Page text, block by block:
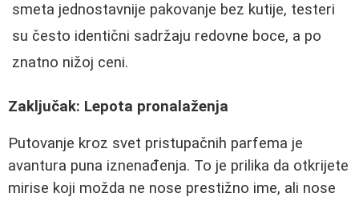
smeta jednostavnije pakovanje bez kutije, testeri
su često identični sadržaju redovne boce, a po
znatno nižoj ceni.
Zaključak: Lepota pronalaženja
Putovanje kroz svet pristupačnih parfema je
avantura puna iznenađenja. To je prilika da otkrijete
mirise koji možda ne nose prestižno ime, ali nose